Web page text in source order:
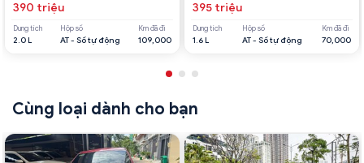
390 triệu
Dung tích
2.0 L
Hộp số
AT - Số tự động
Km đã đi
109,000
395 triệu
Dung tích
1.6 L
Hộp số
AT - Số tự động
Km đã đi
70,000
Cùng loại dành cho bạn